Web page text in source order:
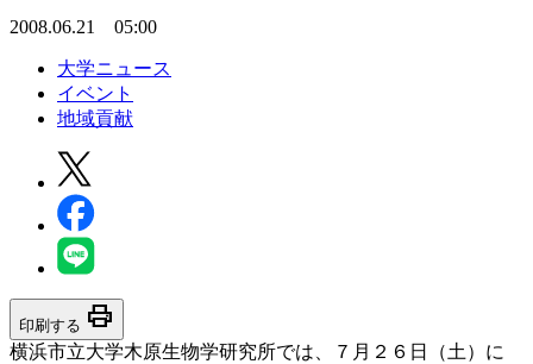
2008.06.21 05:00
大学ニュース
イベント
地域貢献
印刷する print
横浜市立大学木原生物学研究所では、７月２６日（土）に